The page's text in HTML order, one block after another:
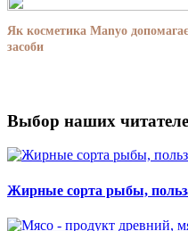
Як косметика Manyo
засоби
Выбор наших
Жирные сорта рыбы,